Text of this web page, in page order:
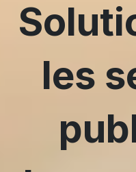
les